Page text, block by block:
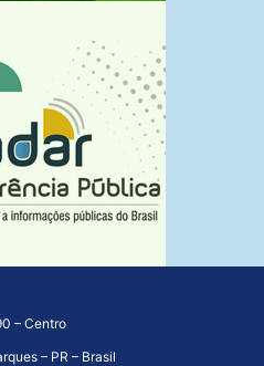
– Centro
– PR – Brasil